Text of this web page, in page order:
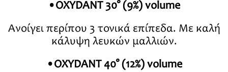
•OXYDANT 30° (9%) volume
Ανοίγει περίπου 3 τονικά επίπεδα. Με καλή
κάλυψη λευκών μαλλιών.
•OXYDANT 40° (12%) volume